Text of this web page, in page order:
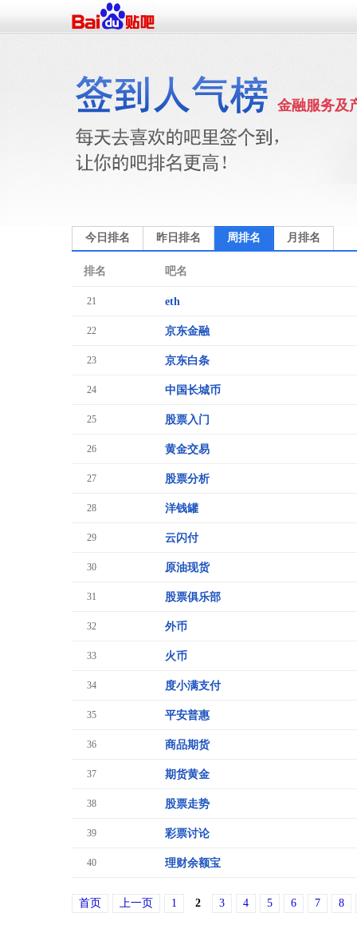
金融服务及
今日排名 昨日排名 周排名 月排名
排名 吧名
21 eth
22 京东金融
23 京东白条
24 中国长城币
25 股票入门
26 黄金交易
27 股票分析
28 洋钱罐
29 云闪付
30 原油现货
31 股票俱乐部
32 外币
33 火币
34 度小满支付
35 平安普惠
36 商品期货
37 期货黄金
38 股票走势
39 彩票讨论
40 理财余额宝
首页 上一页 1 2 3 4 5 6 7 8